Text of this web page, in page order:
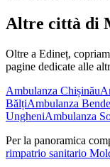
Altre città di
Oltre a Edineț,
pagine dedicate alle
Ambulanza Chișinău
BălțiAmbulanza
UngheniAmbulanza
Per la panoramica
rimpatrio sanitario